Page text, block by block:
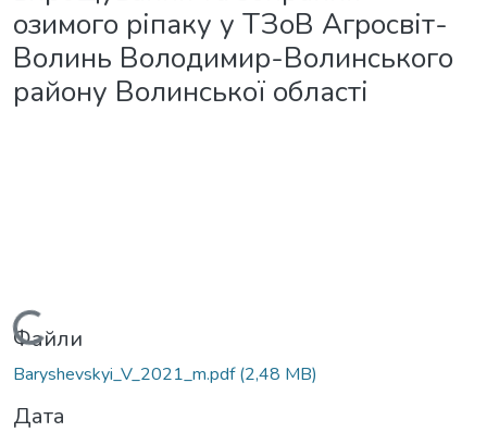
озимого ріпаку у ТЗоВ Агросвіт-
Волинь Володимир-Волинського
району Волинської області
Вантажиться...
Файли
Baryshevskyi_V_2021_m.pdf(2,48 MB)
Дата